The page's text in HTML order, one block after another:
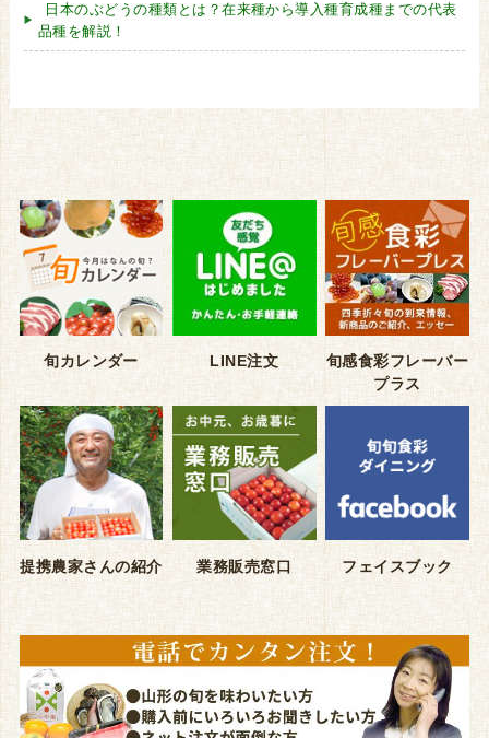
日本のぶどうの種類とは？在来種から導入種育成種までの代表
品種を解説！
旬カレンダー LINE注文
旬感食彩フレーバー
プラス
提携農家さんの紹介 業務販売窓口 フェイスブック